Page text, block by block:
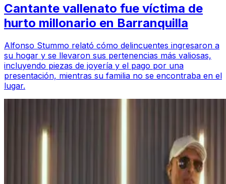
Cantante vallenato fue víctima de
hurto millonario en Barranquilla
Alfonso Stummo relató cómo delincuentes ingresaron a
su hogar y se llevaron sus pertenencias más valiosas,
incluyendo piezas de joyería y el pago por una
presentación, mientras su familia no se encontraba en el
lugar.